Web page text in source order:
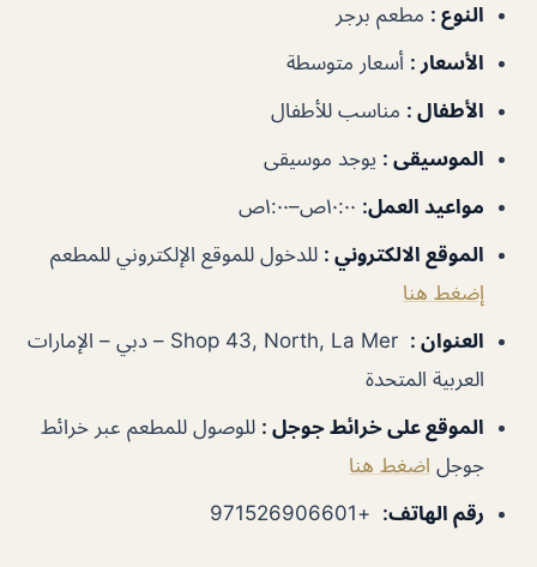
النوع : مطعم برجر
الأسعار : أسعار متوسطة
الأطفال : مناسب للأطفال
الموسيقى : يوجد موسيقى
مواعيد العمل:
الموقع الالكتروني : للدخول للموقع الإلكتروني للمطعم
إضغط هنا
العنوان :
Shop 43, North, La Mer – دبي – الإمارات
العربية المتحدة
الموقع على خرائط جوجل : للوصول للمطعم عبر خرائط
جوجل اضغط هنا
رقم الهاتف:
+971526906601